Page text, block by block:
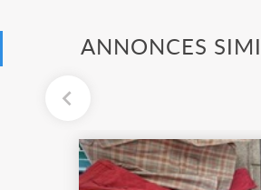
ANNONCES